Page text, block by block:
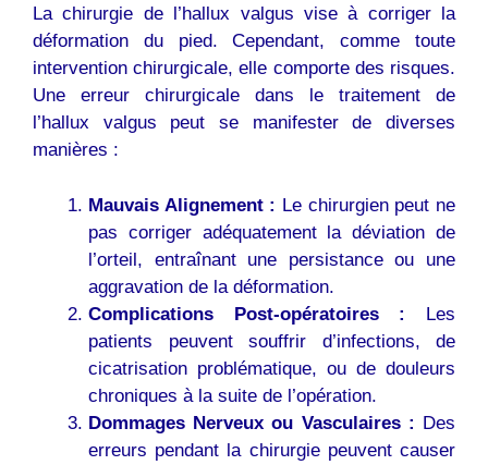
La chirurgie de l’hallux valgus vise à corriger la
déformation du pied. Cependant, comme toute
intervention chirurgicale, elle comporte des risques.
Une erreur chirurgicale dans le traitement de
l’hallux valgus peut se manifester de diverses
manières :
Mauvais Alignement : Le chirurgien peut ne
pas corriger adéquatement la déviation de
l’orteil, entraînant une persistance ou une
aggravation de la déformation.
Complications Post-opératoires :
Les
patients peuvent souffrir d’infections, de
cicatrisation problématique, ou de douleurs
chroniques à la suite de l’opération.
Dommages Nerveux ou Vasculaires : Des
erreurs pendant la chirurgie peuvent causer